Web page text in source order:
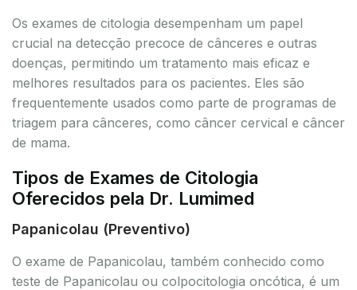
Os exames de citologia desempenham um papel
crucial na detecção precoce de cânceres e outras
doenças, permitindo um tratamento mais eficaz e
melhores resultados para os pacientes. Eles são
frequentemente usados como parte de programas de
triagem para cânceres, como câncer cervical e câncer
de mama.
Tipos de Exames de Citologia
Oferecidos pela Dr. Lumimed
Papanicolau (Preventivo)
O exame de Papanicolau, também conhecido como
teste de Papanicolau ou colpocitologia oncótica, é um